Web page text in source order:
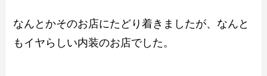
なんとかそのお店にたどり着きましたが、なんと
もイヤらしい内装のお店でした。